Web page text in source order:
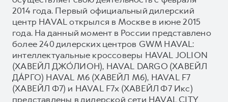
2014 года. Первый официальный дилерский
центр HAVAL открылся в Москве в июне 2015
года. На данный момент в России представлено
более 240 дилерских центров GWM HAVAL:
интеллектуальные кроссоверы HAVAL JOLION
(ХАВЕЙЛ ДЖО́ЛИОН), HAVAL DARGO (ХАВЕЙЛ
ДА́РГО) HAVAL М6 (ХАВЕЙЛ M6), HAVAL F7
(ХАВЕЙЛ Ф7) и HAVAL F7x (ХАВЕЙЛ Ф7 Икс)
представлены в дилерской сети HAVAL CITY